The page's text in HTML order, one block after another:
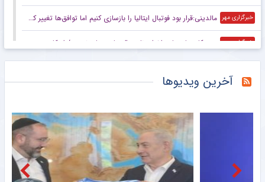
خبرگزاری مهر مالدینی:قرار بود فوتبال ایتالیا را بازسازی کنیم اما توافق‌ها تغییر کرد
خبرگزاری مهر درستکار: بنای ما بر اخراج نایب قهرمان جهان نیست/ او کارت زرد گرفته است
زمان برگزاری اردوی اسکیت سواران اعزامی به پاراگوئه مشخص شد
مشتری جدید و لیگ برتری برای رامین رضاییان
خبرورزشی ویدیو| افتتاحیه پر سر و صدای فدراسیون برای رونمایی از VAR سیار/ حضور مهدی تاج در ون
آخرین ویدیوها